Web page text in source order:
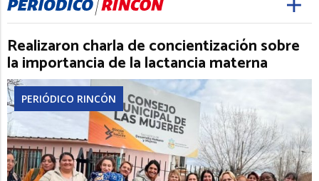
Realizaron charla de concientización sobre
la importancia de la lactancia materna
PERIÓDICO RINCÓN